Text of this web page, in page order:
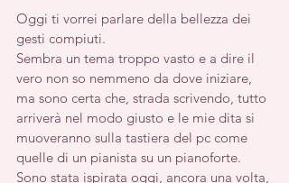
Oggi ti vorrei parlare della bellezza dei
gesti compiuti.
Sembra un tema troppo vasto e a dire il
vero non so nemmeno da dove iniziare,
ma sono certa che, strada scrivendo, tutto
arriverà nel modo giusto e le mie dita si
muoveranno sulla tastiera del pc come
quelle di un pianista su un pianoforte.
Sono stata ispirata oggi, ancora una volta,